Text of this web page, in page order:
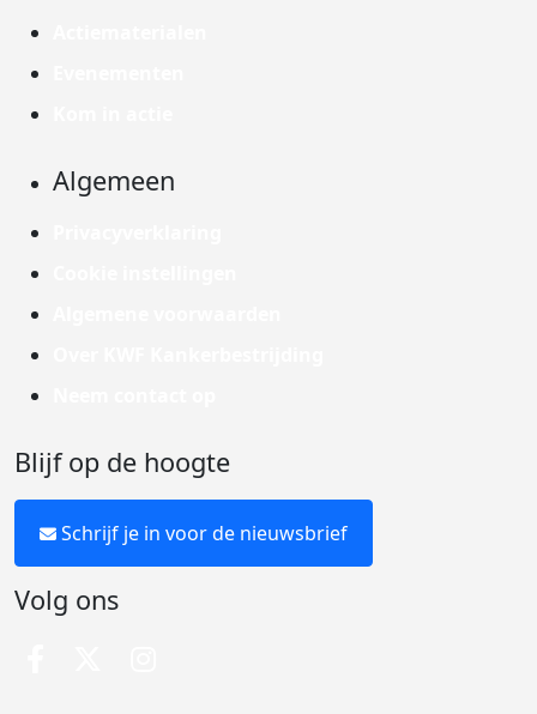
Algemeen
Blijf op de hoogte
Schrijf je in voor de nieuwsbrief
Volg ons